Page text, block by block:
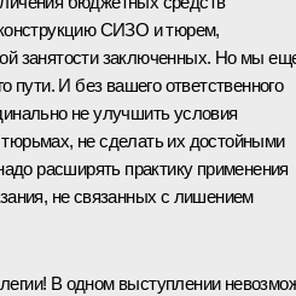
СИЗО и тюрем,
занятости заключенных. Но мы
пути. И без вашего ответственного
не улучшить условия
не сделать их достойными
расширять практику применения
не связанных с лишением
В одном выступлении